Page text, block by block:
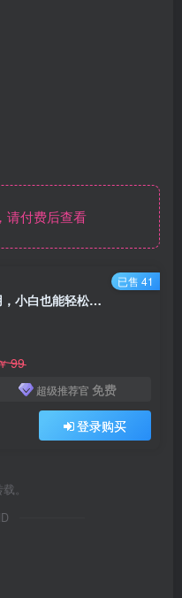
付费后查看
免费AI工具揭秘：手机电脑都能用，小白也能轻松日入600
99
超级推荐官 免费
登录购买
已售 41
。